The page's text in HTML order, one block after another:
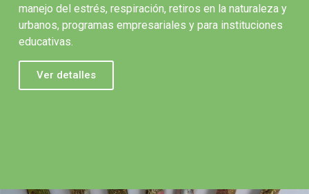
manejo del estrés, respiración, retiros en la naturaleza y
urbanos, programas empresariales y para instituciones
educativas.
Ver detalles